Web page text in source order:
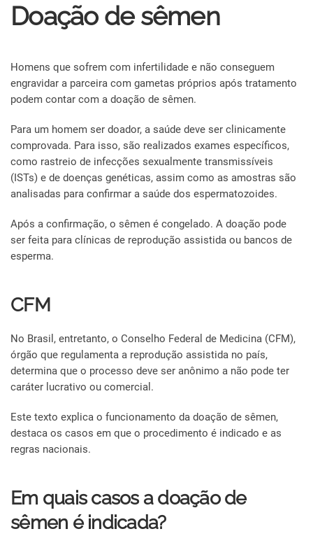
Doação de sêmen
Homens que sofrem com infertilidade e não conseguem
engravidar a parceira com gametas próprios após tratamento
podem contar com a doação de sêmen.
Para um homem ser doador, a saúde deve ser clinicamente
comprovada. Para isso, são realizados exames específicos,
como rastreio de infecções sexualmente transmissíveis
(ISTs) e de doenças genéticas, assim como as amostras são
analisadas para confirmar a saúde dos espermatozoides.
Após a confirmação, o sêmen é congelado. A doação pode
ser feita para clínicas de reprodução assistida ou bancos de
esperma.
CFM
No Brasil, entretanto, o Conselho Federal de Medicina (CFM),
órgão que regulamenta a reprodução assistida no país,
determina que o processo deve ser anônimo a não pode ter
caráter lucrativo ou comercial.
Este texto explica o funcionamento da doação de sêmen,
destaca os casos em que o procedimento é indicado e as
regras nacionais.
Em quais casos a doação de
sêmen é indicada?